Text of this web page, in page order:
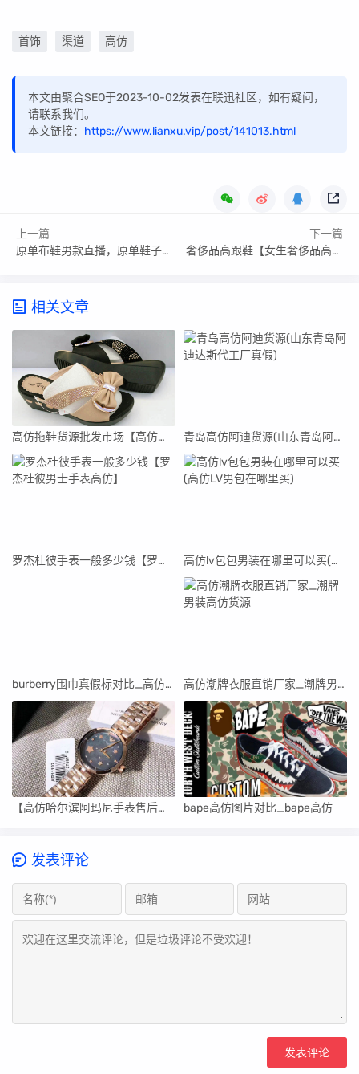
首饰 渠道 高仿
本文由聚合SEO于2023-10-02发表在联迅社区，如有疑问，
请联系我们。
本文链接： https://www.lianxu.vip/post/141013.html
上一篇
原单布鞋男款直播，原单鞋子质量怎么样
下一篇
奢侈品高跟鞋【女生奢侈品高跟鞋】
相关文章
高仿拖鞋货源批发市场【高仿拖鞋货源批发市场在哪里】 青岛高仿阿迪货源(山东青岛阿迪达斯代工厂真假)
罗杰杜彼手表一般多少钱【罗杰杜彼男士手表高仿】 高仿lv包包男装在哪里可以买(高仿LV男包在哪里买)
burberry围巾真假标对比_高仿burberry围巾 高仿潮牌衣服直销厂家_潮牌男装高仿货源
【高仿哈尔滨阿玛尼手表售后维修中心】 bape高仿图片对比_bape高仿
发表评论